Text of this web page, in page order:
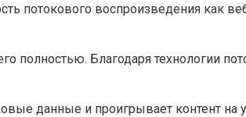
потокового воспроизведения как
полностью. Благодаря технологии
данные и проигрывает контент на